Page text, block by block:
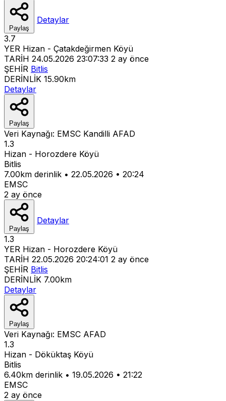
Paylaş
Detaylar
3.7
YER Hizan - Çatakdeğirmen Köyü
TARİH 24.05.2026 23:07:33 2 ay önce
ŞEHİR Bitlis
DERİNLİK 15.90km
Detaylar
Paylaş
Veri Kaynağı: EMSC Kandilli AFAD
1.3
Hizan - Horozdere Köyü
Bitlis
7.00km derinlik • 22.05.2026 • 20:24
EMSC
2 ay önce
Paylaş
Detaylar
1.3
YER Hizan - Horozdere Köyü
TARİH 22.05.2026 20:24:01 2 ay önce
ŞEHİR Bitlis
DERİNLİK 7.00km
Detaylar
Paylaş
Veri Kaynağı: EMSC AFAD
1.3
Hizan - Döküktaş Köyü
Bitlis
6.40km derinlik • 19.05.2026 • 21:22
EMSC
2 ay önce